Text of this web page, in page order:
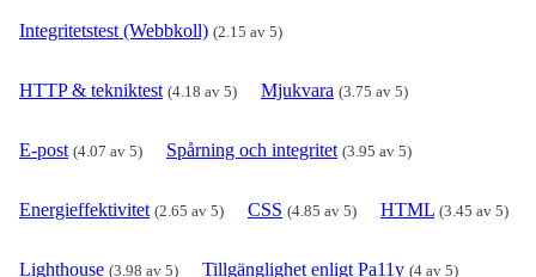
Integritetstest (Webbkoll) (2.15 av 5)
HTTP & tekniktest (4.18 av 5) Mjukvara (3.75 av 5)
E-post (4.07 av 5) Spårning och integritet (3.95 av 5)
Energieffektivitet (2.65 av 5) CSS (4.85 av 5) HTML (3.45 av 5)
Lighthouse (3.98 av 5) Tillgänglighet enligt Pa11y (4 av 5)